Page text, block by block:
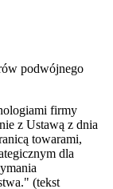
podwójnego
firmy
z Ustawą z dnia
towarami,
dla
(tekst